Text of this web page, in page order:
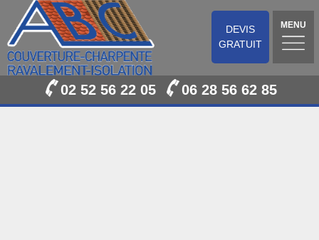
DEVIS
GRATUIT
MENU
02 52 56 22 05 06 28 56 62 85